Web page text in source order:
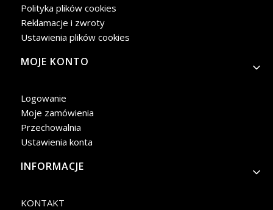
Polityka plików cookies
Reklamacje i zwroty
Ustawienia plików cookies
MOJE KONTO
Logowanie
Moje zamówienia
Przechowalnia
Ustawienia konta
INFORMACJE
KONTAKT